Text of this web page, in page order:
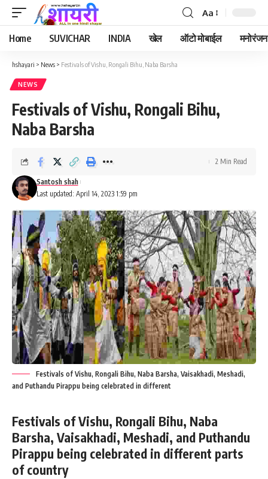
Font
Resizer
Aa
Home SUVICHAR INDIA खेल ऑटो मोबाईल मनोरंजन
hshayari > News > Festivals of Vishu, Rongali Bihu, Naba Barsha
NEWS
Festivals of Vishu, Rongali Bihu,
Naba Barsha
Last updated: April 14, 2023 1:59 pm
Santosh shah
2 Min Read
Festivals of Vishu, Rongali Bihu, Naba Barsha, Vaisakhadi, Meshadi,
and Puthandu Pirappu being celebrated in different
Festivals of Vishu, Rongali Bihu, Naba
Barsha, Vaisakhadi, Meshadi, and Puthandu
Pirappu being celebrated in different parts
of country